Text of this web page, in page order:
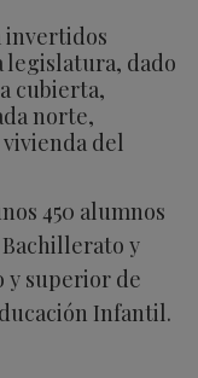
invertidos
legislatura, dado
cubierta,
norte,
del
450 alumnos
Bachillerato y
y superior de
Infantil.